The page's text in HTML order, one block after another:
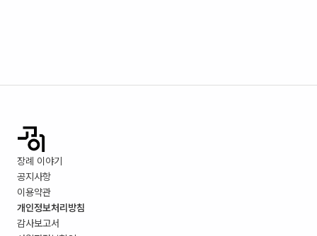
장례 이야기
공지사항
이용약관
개인정보처리방침
감사보고서